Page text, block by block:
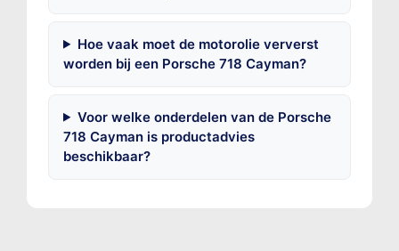
Hoe vaak moet de motorolie ververst
worden bij een Porsche 718 Cayman?
Voor welke onderdelen van de Porsche
718 Cayman is productadvies
beschikbaar?